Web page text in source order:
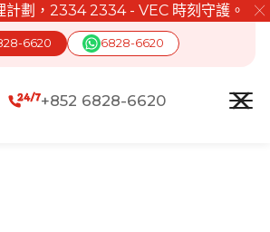
計劃，2334 2334 - VEC 時刻守護。 ╳
6620 6828-6620
+852 6828-6620